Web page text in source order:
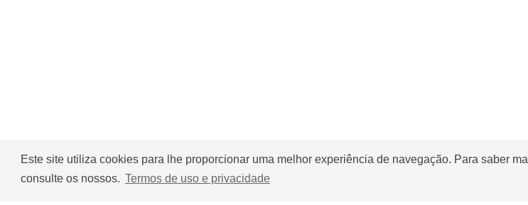
Este site utiliza cookies para lhe proporcionar uma melhor experiência de navegação. Para saber
consulte os nossos. Termos de uso e privacidade